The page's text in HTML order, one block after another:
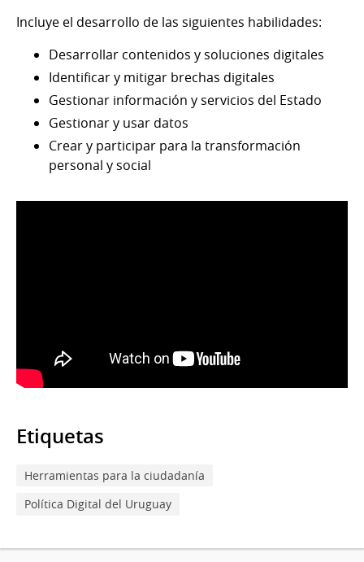
Incluye el desarrollo de las siguientes habilidades:
Desarrollar contenidos y soluciones digitales
Identificar y mitigar brechas digitales
Gestionar información y servicios del Estado
Gestionar y usar datos
Crear y participar para la transformación
personal y social
Etiquetas
Herramientas para la ciudadanía
Política Digital del Uruguay